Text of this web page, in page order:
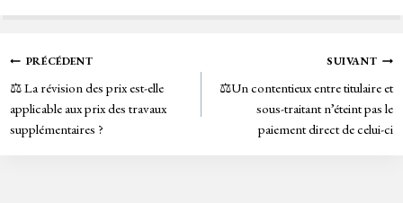
bo tt ail tF
rie
n
dl
y
Navigation
de
l’article
PRÉCÉDENT
⚖️ La révision des prix est-elle
applicable aux prix des travaux
supplémentaires ?
SUIVANT
⚖️Un contentieux entre titulaire et
sous-traitant n’éteint pas le
paiement direct de celui-ci